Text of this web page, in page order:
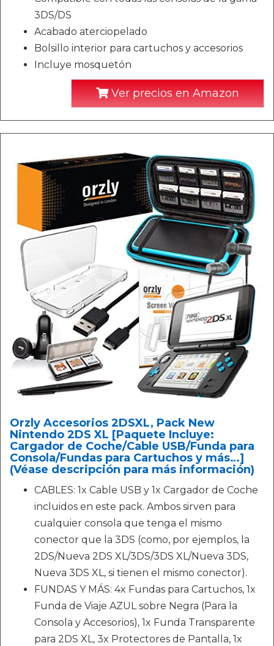
3DS/DS
Acabado aterciopelado
Bolsillo interior para cartuchos y accesorios
Incluye mosquetón
Ver precios en Amazon
Orzly Accesorios 2DSXL, Pack New
Nintendo 2DS XL [Paquete Incluye:
Cargador de Coche/Cable USB/Funda para
Consola/Fundas para Cartuchos y más…]
(Véase descripción para más información)
CABLES: 1x Cable USB y 1x Cargador de Coche
incluidos en este pack. Ambos sirven para
cualquier consola que tenga el mismo
conector que la 3DS (como, por ejemplos, la
2DS/Nueva 2DS XL/3DS/3DS XL/Nueva 3DS,
Nueva 3DS XL, si tienen el mismo conector).
FUNDAS Y MÁS: 4x Fundas para Cartuchos, 1x
Funda de Viaje AZUL sobre Negra (Para la
Consola y Accesorios), 1x Funda Transparente
para 2DS XL, 3x Protectores de Pantalla, 1x